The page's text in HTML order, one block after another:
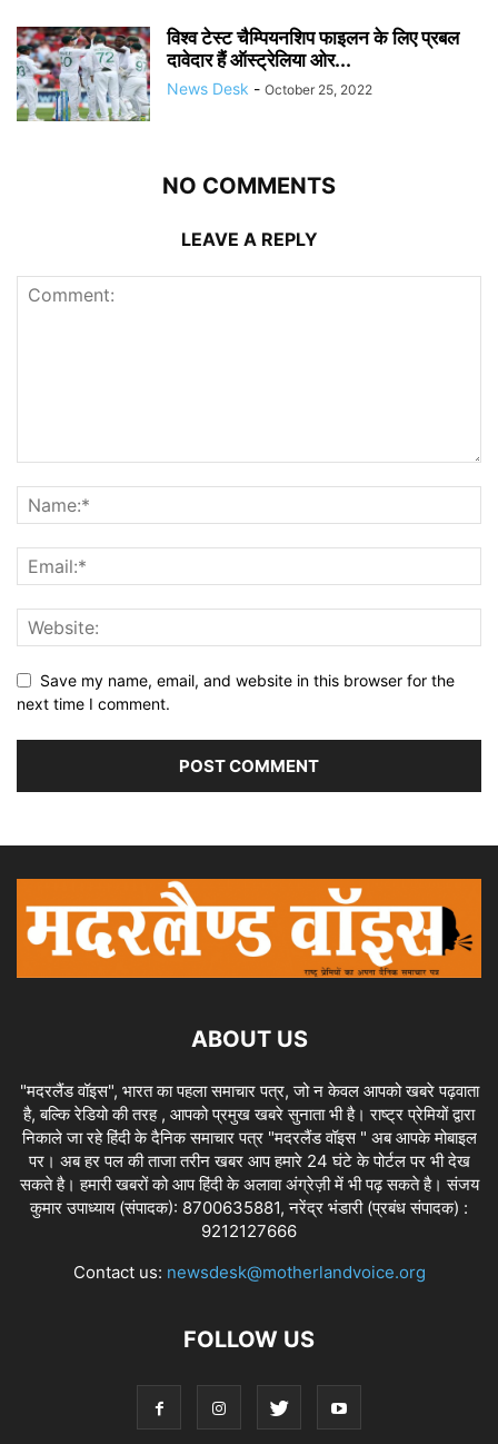
विश्व टेस्ट चैम्पियनशिप फाइलन के लिए प्रबल
दावेदार हैं ऑस्ट्रेलिया ओर...
News Desk - October 25, 2022
NO COMMENTS
LEAVE A REPLY
Save my name, email, and website in this browser for the
next time I comment.
ABOUT US
"मदरलैंड वॉइस", भारत का पहला समाचार पत्र, जो न केवल आपको खबरे पढ़वाता
है, बल्कि रेडियो की तरह , आपको प्रमुख खबरे सुनाता भी है। राष्ट्र प्रेमियों द्वारा
निकाले जा रहे हिंदी के दैनिक समाचार पत्र "मदरलैंड वॉइस " अब आपके मोबाइल
पर। अब हर पल की ताजा तरीन खबर आप हमारे 24 घंटे के पोर्टल पर भी देख
सकते है। हमारी खबरों को आप हिंदी के अलावा अंग्रेज़ी में भी पढ़ सकते है। संजय
कुमार उपाध्याय (संपादक): 8700635881, नरेंद्र भंडारी (प्रबंध संपादक) :
9212127666
Contact us: newsdesk@motherlandvoice.org
FOLLOW US